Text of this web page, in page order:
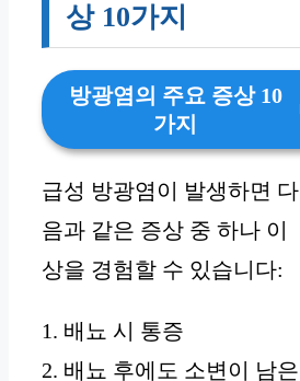
상 10가지
방광염의 주요 증상 10
가지
급성 방광염이 발생하면 다
음과 같은 증상 중 하나 이
상을 경험할 수 있습니다:
1. 배뇨 시 통증
2. 배뇨 후에도 소변이 남은